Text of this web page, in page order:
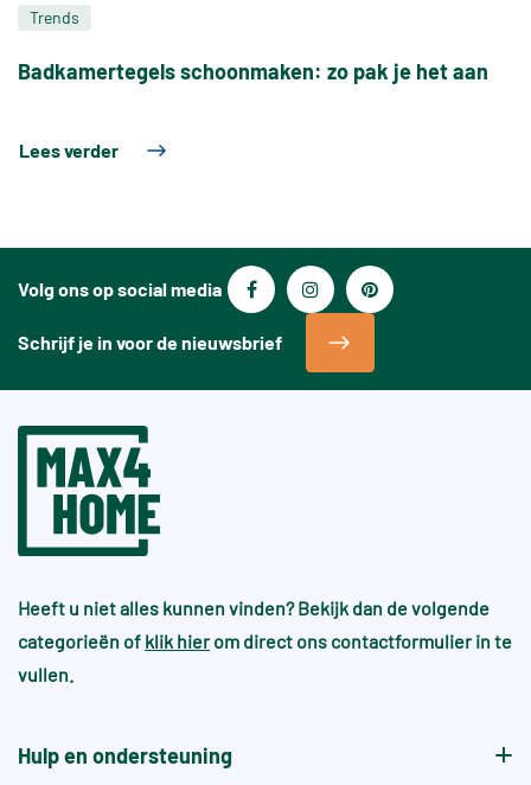
Trends
Badkamertegels schoonmaken: zo pak je het aan
Lees verder
Volg ons op social media
Schrijf je in voor de nieuwsbrief
Heeft u niet alles kunnen vinden? Bekijk dan de volgende
categorieën of klik hier om direct ons contactformulier in te
vullen.
Hulp en ondersteuning